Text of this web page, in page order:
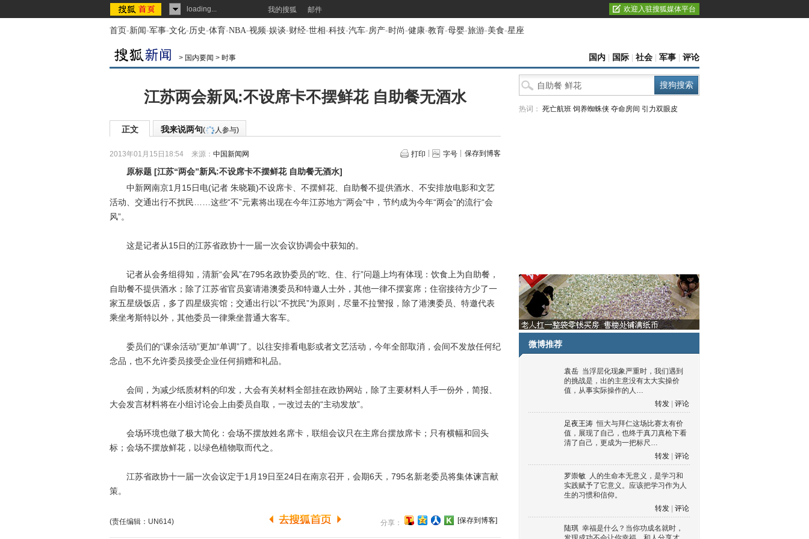
loading... 我的搜狐 邮件 欢迎入驻搜狐媒体平台
首页-新闻-军事-文化-历史-体育-NBA-视频-娱谈-财经-世相-科技-汽车-房产-时尚-健康-教育-母婴-旅游-美食-星座
> 国内要闻 > 时事 国内 国际 社会 军事 评论
江苏两会新风:不设席卡不摆鲜花 自助餐无酒水
正文 我来说两句( 人参与)
2013年01月15日18:54 来源： 中国新闻网 打印 字号 保存到博客
原标题 [江苏“两会”新风:不设席卡不摆鲜花 自助餐无酒水]
中新网南京1月15日电(记者 朱晓颖)不设席卡、不摆鲜花、自助餐不提供酒水、不安排放电影和文艺
活动、交通出行不扰民……这些“不”元素将出现在今年江苏地方“两会”中，节约成为今年“两会”的流行“会
风”。
这是记者从15日的江苏省政协十一届一次会议协调会中获知的。
记者从会务组得知，清新“会风”在795名政协委员的“吃、住、行”问题上均有体现：饮食上为自助餐，
自助餐不提供酒水；除了江苏省官员宴请港澳委员和特邀人士外，其他一律不摆宴席；住宿接待方少了一
家五星级饭店，多了四星级宾馆；交通出行以“不扰民”为原则，尽量不拉警报，除了港澳委员、特邀代表
乘坐考斯特以外，其他委员一律乘坐普通大客车。
委员们的“课余活动”更加“单调”了。以往安排看电影或者文艺活动，今年全部取消，会间不发放任何纪
念品，也不允许委员接受企业任何捐赠和礼品。
会间，为减少纸质材料的印发，大会有关材料全部挂在政协网站，除了主要材料人手一份外，简报、
大会发言材料将在小组讨论会上由委员自取，一改过去的“主动发放”。
会场环境也做了极大简化：会场不摆放姓名席卡，联组会议只在主席台摆放席卡；只有横幅和回头
标；会场不摆放鲜花，以绿色植物取而代之。
江苏省政协十一届一次会议定于1月19日至24日在南京召开，会期6天，795名新老委员将集体谏言献
策。
(责任编辑：UN614) 分享： [保存到博客]
热词： 死亡航班 饲养蜘蛛侠 夺命房间 引力双眼皮
微博推荐
袁岳 当浮层化现象严重时，我们遇到
的挑战是，出的主意没有太大实操价
值，从事实际操作的人…
转发
评论
足夜王涛 恒大与拜仁这场比赛太有价
值，展现了自己，也终于真刀真枪下看
清了自己，更成为一把标尺…
转发
评论
罗崇敏 人的生命本无意义，是学习和
实践赋予了它意义。应该把学习作为人
生的习惯和信仰。
转发
评论
陆琪 幸福是什么？当你功成名就时，